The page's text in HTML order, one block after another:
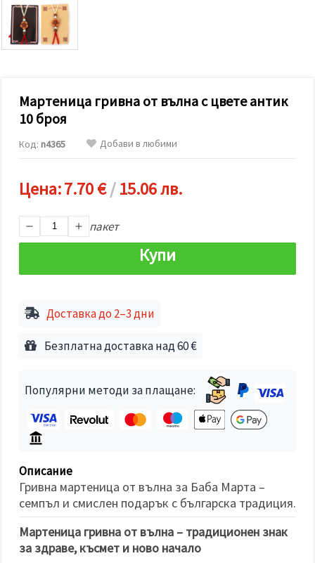
релевантно
съдържание
и реклами,
включително
с помощта
маркетинг.
Можеш да
съгласиш
"бисквитки"
натиснеш
"Приеми
всички!"
или да
избереш
"бисквитки"
Приеми
всички
на
бисквитките
Мартеница гривна от вълна с цвете антик
10 броя
Код: n4365 Добави в любими
Цена:7.70 €/15.06 лв.
пакет
Купи
Доставка до 2–3 дни
Безплатна доставка над 60 €
Популярни методи за плащане:
Описание
Гривна мартеница от вълна за Баба Марта –
семпъл и смислен подарък с българска традиция.
Мартеница гривна от вълна – традиционен знак
за здраве, късмет и ново начало